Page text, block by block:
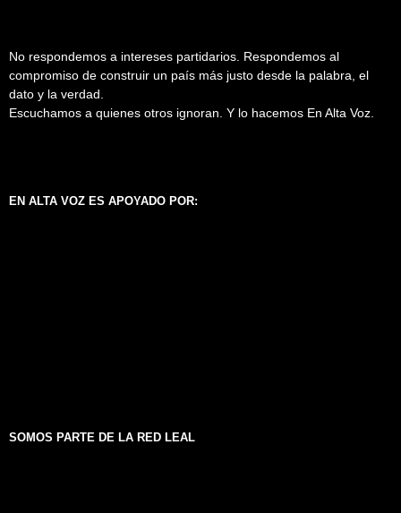
No respondemos a intereses partidarios. Respondemos al
compromiso de construir un país más justo desde la palabra, el
dato y la verdad.
Escuchamos a quienes otros ignoran. Y lo hacemos En Alta Voz.
EN ALTA VOZ ES APOYADO POR:
SOMOS PARTE DE LA RED LEAL